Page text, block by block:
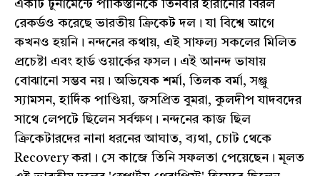
একটি টুর্নামেন্টে পাকিস্তানকে তিনবার হারানোর বিরল
রেকর্ডও করেছে ভারতীয় ক্রিকেট দল। যা বিশ্বে আগে
কখনও হয়নি। নন্দনের কথায়, এই সাফল্য সকলের মিলিত
প্রচেষ্টা এবং হার্ড ওয়ার্কের ফসল। এই আনন্দ ভাষায়
বোঝানো সম্ভব নয়। অভিষেক শর্মা, তিলক বর্মা, সঞ্জু
স্যামসন, হার্দিক পাণ্ডিয়া, জসপ্রিত বুমরা, কুলদীপ যাদবদের
সাথে লেপটে ছিলেন সর্বক্ষণ। নন্দনের কাজ ছিল
ক্রিকেটারদের নানা ধরনের আঘাত, ব্যথা, চোট থেকে
Recovery করা। সে কাজে তিনি সফলতা পেয়েছেন। মূলত